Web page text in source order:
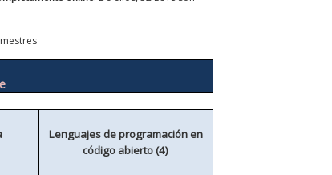
Lenguajes de programación en
código abierto (4)